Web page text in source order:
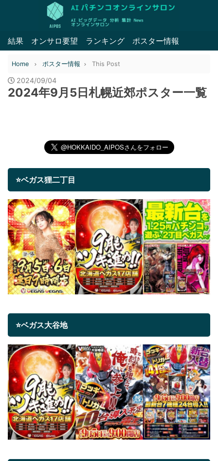
結果 オンサロ要望 ランキング ポスター情報
Home ポスター情報 This Post
2024/09/04
2024年9月5日札幌近郊ポスター一覧
⭐ベガス狸二丁目
⭐ベガス大谷地